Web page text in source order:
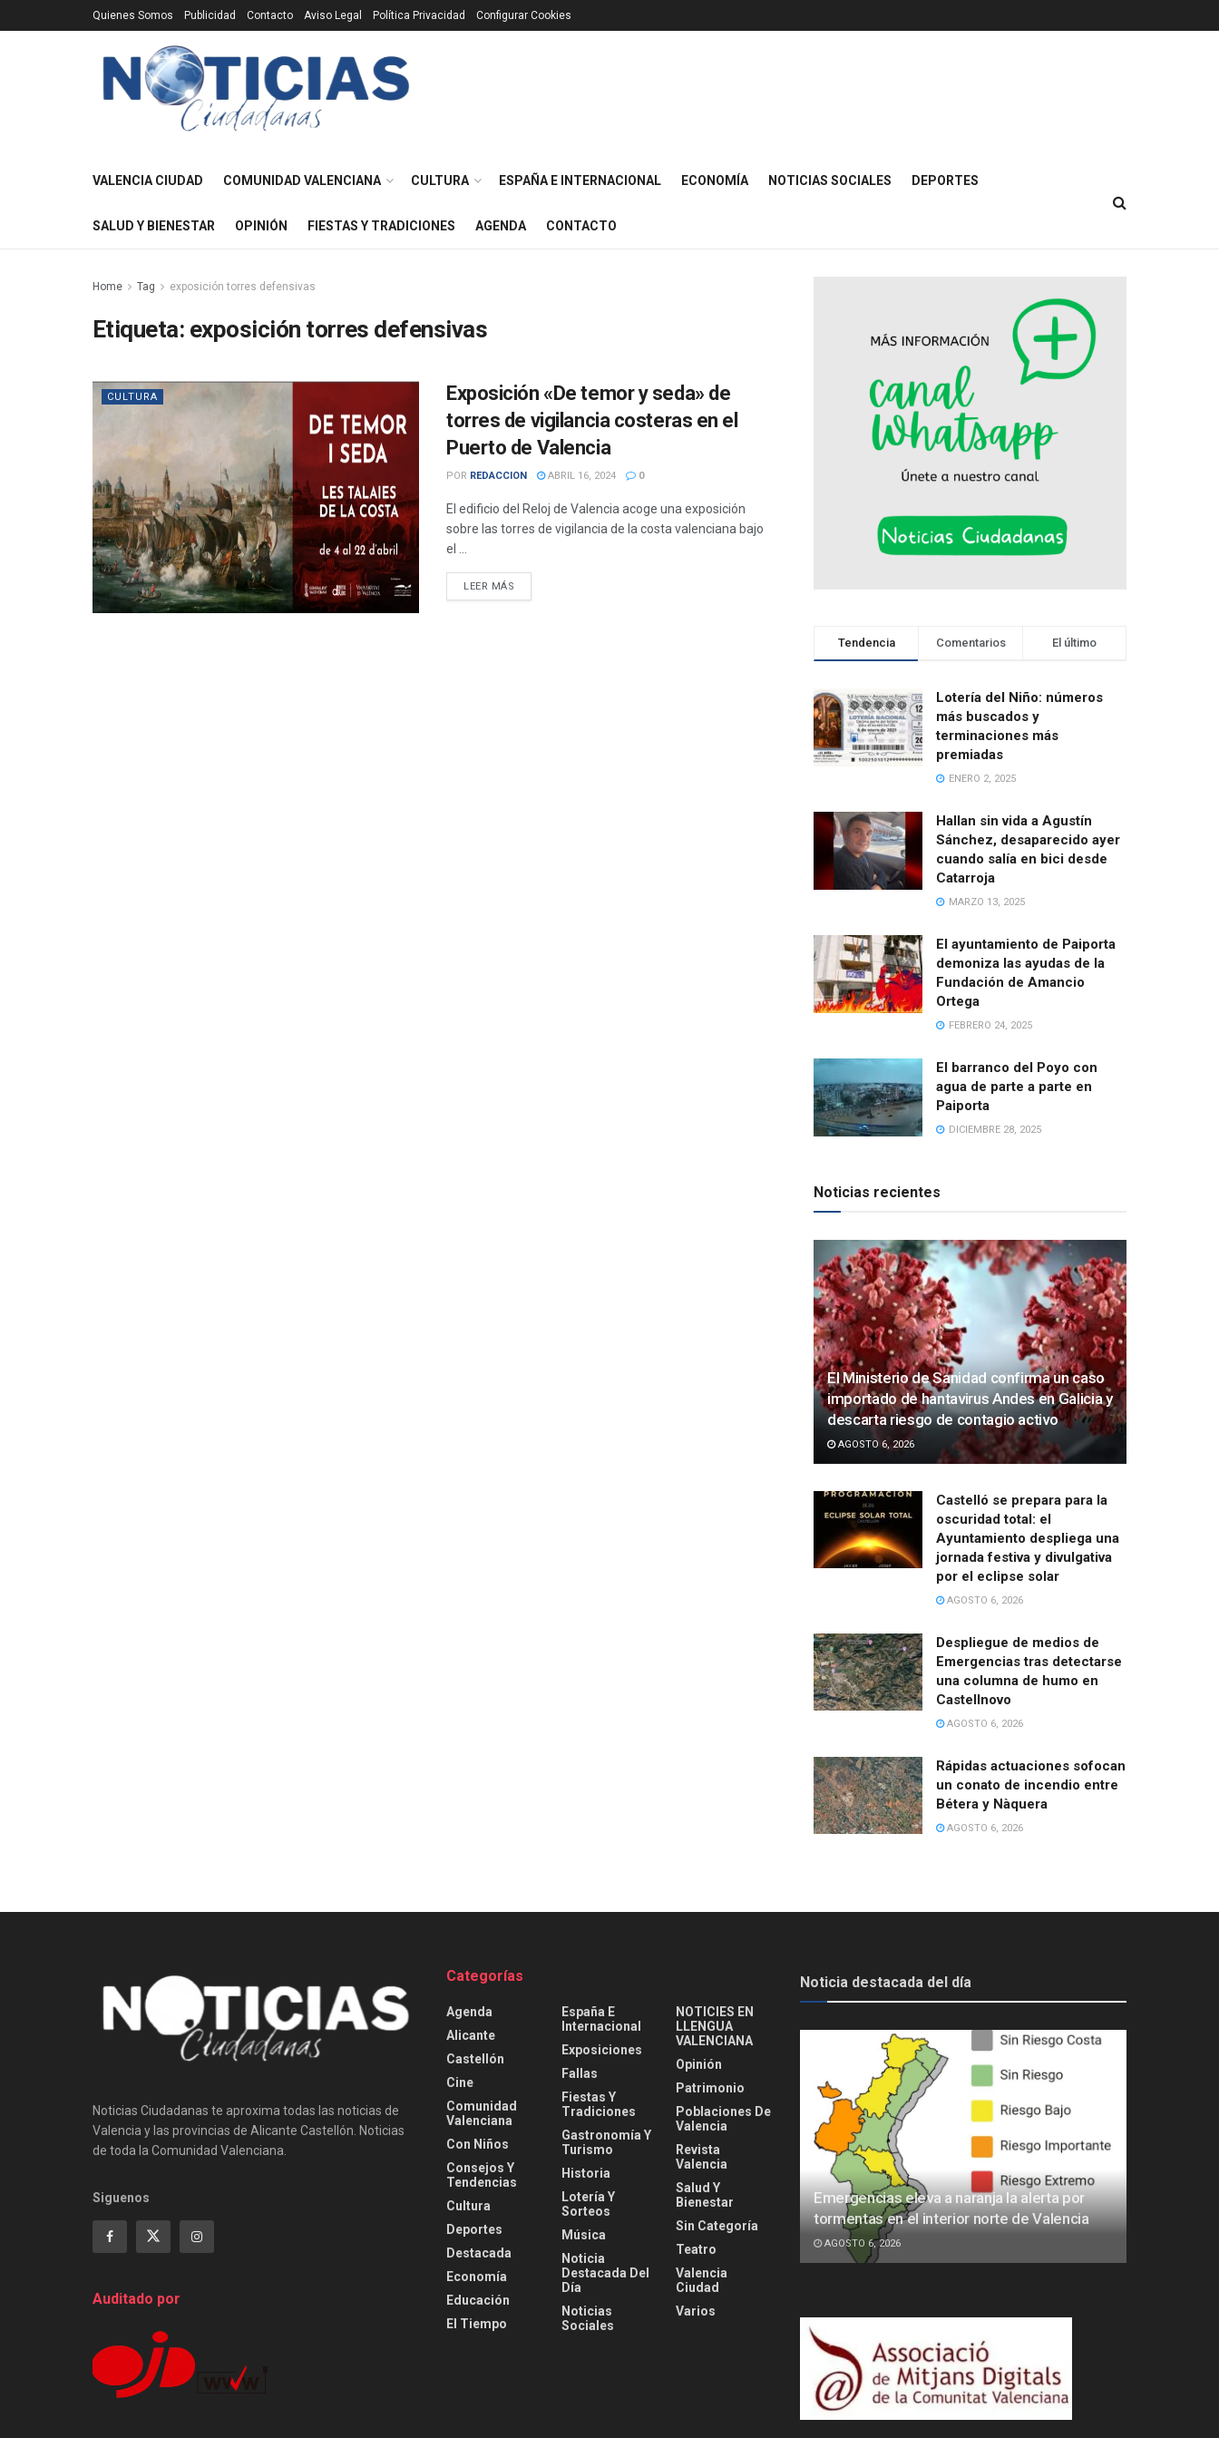
Quienes Somos Publicidad Contacto Aviso Legal Política Privacidad Configurar Cookies
VALENCIA CIUDAD COMUNIDAD VALENCIANA CULTURA ESPAÑA E INTERNACIONAL ECONOMÍA NOTICIAS SOCIALES DEPORTES
SALUD Y BIENESTAR OPINIÓN FIESTAS Y TRADICIONES AGENDA CONTACTO
Home Tag exposición torres defensivas
Etiqueta: exposición torres defensivas
CULTURA
Exposición «De temor y seda» de
torres de vigilancia costeras en el
Puerto de Valencia
POR REDACCION ABRIL 16, 2024 0
El edificio del Reloj de Valencia acoge una exposición
sobre las torres de vigilancia de la costa valenciana bajo
el ...
LEER MÁS
Tendencia Comentarios El último
Lotería del Niño: números
más buscados y
terminaciones más
premiadas
ENERO 2, 2025
Hallan sin vida a Agustín
Sánchez, desaparecido ayer
cuando salía en bici desde
Catarroja
MARZO 13, 2025
El ayuntamiento de Paiporta
demoniza las ayudas de la
Fundación de Amancio
Ortega
FEBRERO 24, 2025
El barranco del Poyo con
agua de parte a parte en
Paiporta
DICIEMBRE 28, 2025
Noticias recientes
El Ministerio de Sanidad confirma un caso
importado de hantavirus Andes en Galicia y
descarta riesgo de contagio activo
AGOSTO 6, 2026
Castelló se prepara para la
oscuridad total: el
Ayuntamiento despliega una
jornada festiva y divulgativa
por el eclipse solar
AGOSTO 6, 2026
Despliegue de medios de
Emergencias tras detectarse
una columna de humo en
Castellnovo
AGOSTO 6, 2026
Rápidas actuaciones sofocan
un conato de incendio entre
Bétera y Nàquera
AGOSTO 6, 2026
Noticias Ciudadanas te aproxima todas las noticias de
Valencia y las provincias de Alicante Castellón. Noticias
de toda la Comunidad Valenciana.
Siguenos
Auditado por
Categorías
Agenda
Alicante
Castellón
Cine
Comunidad
Valenciana
Con Niños
Consejos Y
Tendencias
Cultura
Deportes
Destacada
Economía
Educación
El Tiempo
España E
Internacional
Exposiciones
Fallas
Fiestas Y
Tradiciones
Gastronomía Y
Turismo
Historia
Lotería Y
Sorteos
Música
Noticia
Destacada Del
Día
Noticias
Sociales
NOTICIES EN
LLENGUA
VALENCIANA
Opinión
Patrimonio
Poblaciones De
Valencia
Revista
Valencia
Salud Y
Bienestar
Sin Categoría
Teatro
Valencia
Ciudad
Varios
Noticia destacada del día
Emergencias eleva a naranja la alerta por
tormentas en el interior norte de Valencia
AGOSTO 6, 2026